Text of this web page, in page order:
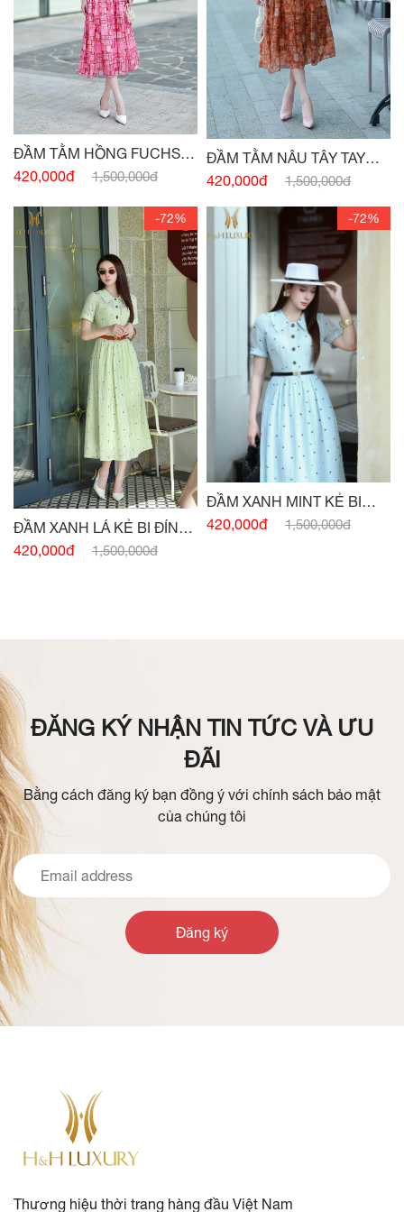
ĐẦM TẰM HỒNG FUCHSIA
TAY CÁNH HỒNG
420,000đ 1,500,000đ
ĐẦM TẰM NÂU TÂY TAY
CÁNH HỒNG
420,000đ 1,500,000đ
-72%
ĐẦM XANH LÁ KẺ BI ĐÍNH
CÚC
420,000đ 1,500,000đ
-72%
ĐẦM XANH MINT KẺ BI
ĐÍNH CÚC
420,000đ 1,500,000đ
ĐĂNG KÝ NHẬN TIN TỨC VÀ ƯU
ĐÃI
Bằng cách đăng ký bạn đồng ý với chính sách bảo mật
của chúng tôi
Đăng ký
Thương hiệu thời trang hàng đầu Việt Nam